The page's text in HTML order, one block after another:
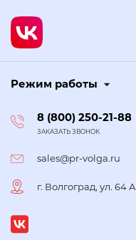
Режим работы
8 (800) 250-21-88
ЗАКАЗАТЬ ЗВОНОК
sales@pr-volga.ru
г. Волгоград, ул. 64